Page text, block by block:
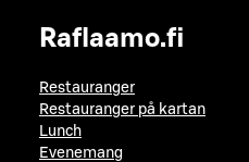
Raflaamo.fi
Restauranger
Restauranger på kartan
Lunch
Evenemang